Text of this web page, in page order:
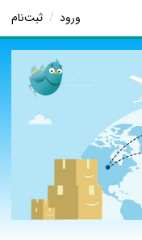
ورود / ثبت‌نام